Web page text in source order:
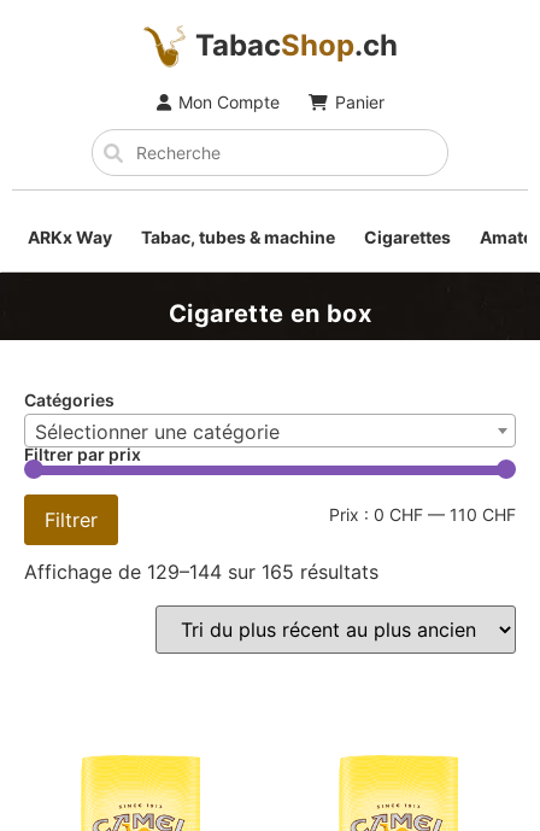
TabacShop.ch
Mon Compte Panier
ARKx Way Tabac, tubes & machine Cigarettes
Cigarette en box
Catégories
Sélectionner une catégorie
Filtrer par prix
Filtrer Prix : 0 CHF — 110 CHF
Affichage de 129–144 sur 165 résultats